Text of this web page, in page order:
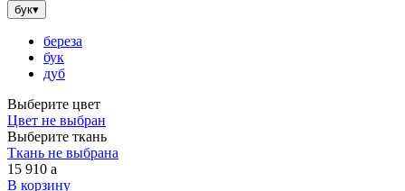
бук▾
береза
бук
дуб
Выберите цвет
Цвет не выбран
Выберите ткань
Ткань не выбрана
15 910 a
В корзину